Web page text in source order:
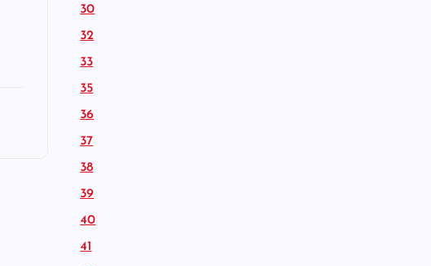
30
32
33
35
36
37
38
39
40
41